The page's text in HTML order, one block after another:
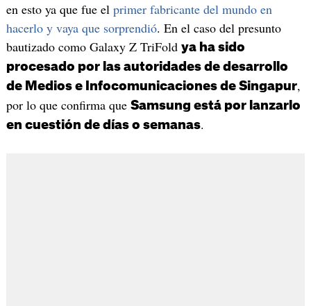
en esto ya que fue el primer fabricante del mundo en
hacerlo y vaya que sorprendió. En el caso del presunto
bautizado como Galaxy Z TriFold ya ha sido
procesado por las autoridades de desarrollo
de Medios e Infocomunicaciones de Singapur,
por lo que confirma que Samsung está por lanzarlo
en cuestión de días o semanas.